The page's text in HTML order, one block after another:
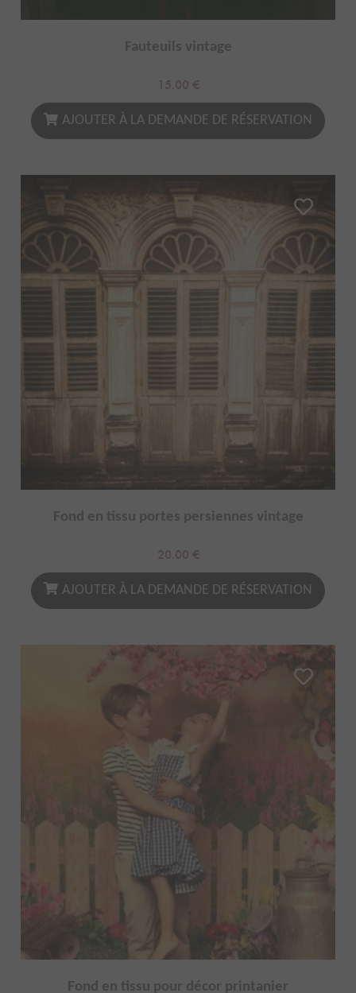
Fauteuils vintage
15.00 €
AJOUTER À LA DEMANDE DE RÉSERVATION
Fond en tissu portes persiennes vintage
20.00 €
AJOUTER À LA DEMANDE DE RÉSERVATION
Fond en tissu pour décor printanier